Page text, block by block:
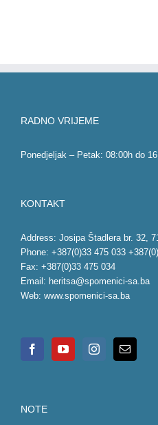
RADNO VRIJEME
Ponedjeljak – Petak: 08:00h do
KONTAKT
Address: Josipa Štadlera br. 32,
Phone: +387(0)33 475 033
Fax: +387(0)33 475 034
Email: heritsa@spomenici-sa.ba
Web: www.spomenici-sa.ba
NOTE